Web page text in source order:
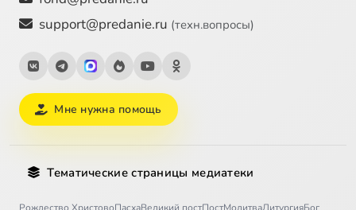
support@predanie.ru (техн.вопросы)
Мне нужна помощь
Тематические страницы медиатеки